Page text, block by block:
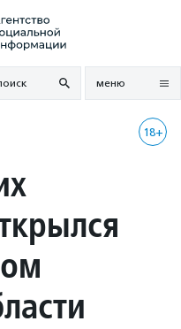
меню
18+